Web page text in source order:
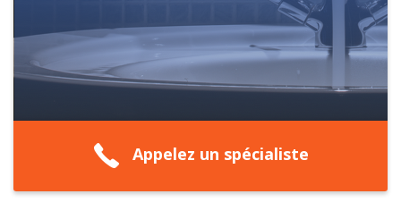
Appelez un spécialiste